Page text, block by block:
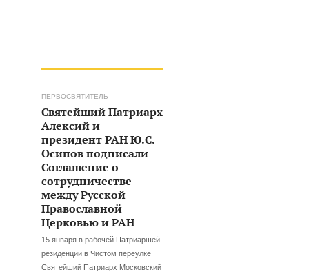
ПЕРВОСВЯТИТЕЛЬ
Святейший Патриарх
Алексий и
президент РАН Ю.С.
Осипов подписали
Соглашение о
сотрудничестве
между Русской
Православной
Церковью и РАН
15 января в рабочей Патриаршей
резиденции в Чистом переулке
Святейший Патриарх Московский